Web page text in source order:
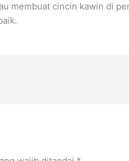
membuat cincin kawin di